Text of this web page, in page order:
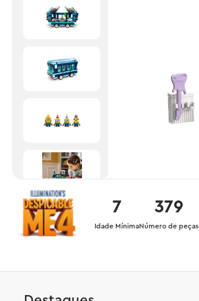
379
Número de peças
7
Idade Mínima